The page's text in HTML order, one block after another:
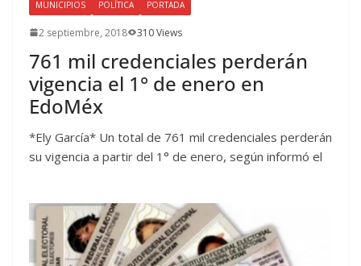
MUNICIPIOS POLÍTICA PORTADA
2 septiembre, 2018 310 Views
761 mil credenciales perderán
vigencia el 1° de enero en
EdoMéx
*Ely García* Un total de 761 mil credenciales perderán
su vigencia a partir del 1° de enero, según informó el